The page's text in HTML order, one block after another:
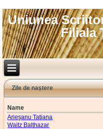
Uniunea
Filiala
Zile de naștere
Name
Arieşanu Tatiana
Waitz Balthazar